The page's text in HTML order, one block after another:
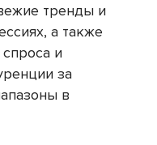
тренды и
а также
и
за
в